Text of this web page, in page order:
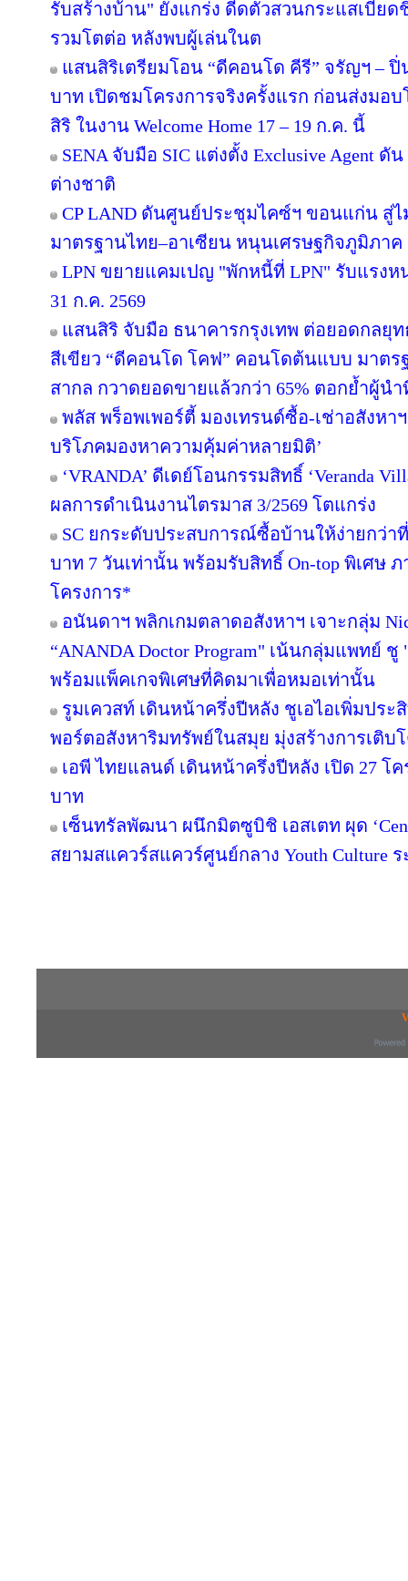
รับสร้างบ้าน" ยังแกร่ง ดีดตัวสวนกระแสเบีย
รวมโตต่อ หลังพบผู้เล่นในต
แสนสิริเตรียมโอน “ดีคอนโด คีรี” จรัญฯ – ปิ่
บาท เปิดชมโครงการจริงครั้งแรก ก่อนส่งม
สิริ ในงาน Welcome Home 17 – 19 ก.ค. นี้
SENA จับมือ SIC แต่งตั้ง Exclusive Agent ดั
ต่างชาติ
CP LAND ดันศูนย์ประชุมไคซ์ฯ ขอนแก่น สู่
มาตรฐานไทย–อาเซียน หนุนเศรษฐกิจภูมิภาค
LPN ขยายแคมเปญ "พักหนี้ที่ LPN" รับแรง
31 ก.ค. 2569
แสนสิริ จับมือ ธนาคารกรุงเทพ ต่อยอดกลยุ
สีเขียว “ดีคอนโด โคฟ” คอนโดต้นแบบ มาต
สากล กวาดยอดขายแล้วกว่า 65% ตอกย้ำผู้น
พลัส พร็อพเพอร์ตี้ มองเทรนด์ซื้อ-เช่าอสังหา
บริโภคมองหาความคุ้มค่าหลายมิติ’
‘VRANDA’ ดีเดย์โอนกรรมสิทธิ์ ‘Veranda
ผลการดำเนินงานไตรมาส 3/2569 โตแกร่ง
SC ยกระดับประสบการณ์ซื้อบ้านให้ง่ายกว่า
บาท 7 วันเท่านั้น พร้อมรับสิทธิ์ On-top พิเศษ ภ
โครงการ*
อนันดาฯ พลิกเกมตลาดอสังหาฯ เจาะกลุ่ม
“ANANDA Doctor Program" เน้นกลุ่มแพทย์
พร้อมแพ็คเกจพิเศษที่คิดมาเพื่อหมอเท่านั้น
รูมเควสท์ เดินหน้าครึ่งปีหลัง ชูเอไอเพิ่มปร
พอร์ตอสังหาริมทรัพย์ในสมุย มุ่งสร้างการเติ
เอพี ไทยแลนด์ เดินหน้าครึ่งปีหลัง เปิด 27 โ
บาท
เซ็นทรัลพัฒนา ผนึกมิตซูบิชิ เอสเตท ผุด
สยามสแควร์สแควร์ศูนย์กลาง Youth Culture